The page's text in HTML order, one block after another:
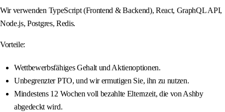
Wir verwenden TypeScript (Frontend & Backend), React, GraphQL API,
Node.js, Postgres, Redis.
Vorteile:
Wettbewerbsfähiges Gehalt und Aktienoptionen.
Unbegrenzter PTO, und wir ermutigen Sie, ihn zu nutzen.
Mindestens 12 Wochen voll bezahlte Elternzeit, die von Ashby
abgedeckt wird.